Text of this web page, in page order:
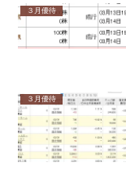
３月優待
３月優待